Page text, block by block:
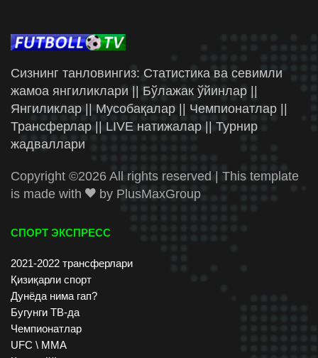
Сизнинг танловингиз: Статистика ва севимли
жамоа янгиликлари || Бўлажак ўйинлар ||
Янгиликлар || Мусобақалар || Чемпионатлар ||
Трансферлар || LIVE натижалар || Турнир
жадваллари
Copyright ©2026 All rights reserved | This template
is made with
by PlusMaxGroup
СПОРТ ЭКСПРЕСС
2021-2022 трансферлари
Қизиқарли спорт
Дунёда нима гап?
Бугунги ТВ-да
Чемпионатлар
UFC \ ММА